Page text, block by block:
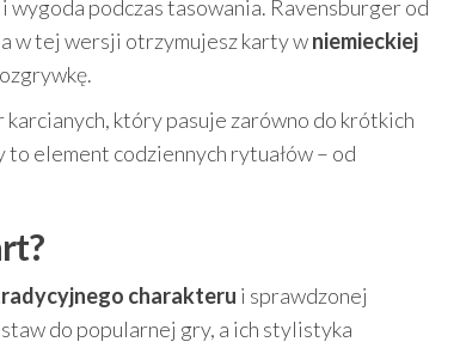
wygoda podczas tasowania. Ravensburger od
w tej wersji otrzymujesz karty wniemieckiej
który pasuje zarówno do krótkich
element codziennych rytuałów – od
charakteru i sprawdzonej
do popularnej gry, a ich stylistyka